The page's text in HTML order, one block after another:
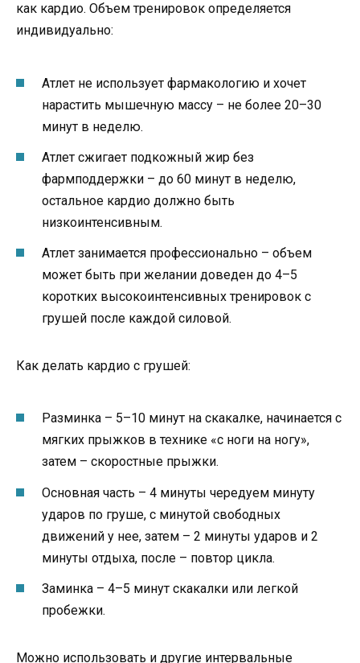
как кардио. Объем тренировок определяется
индивидуально:
Атлет не использует фармакологию и хочет
нарастить мышечную массу – не более 20–30
минут в неделю.
Атлет сжигает подкожный жир без
фармподдержки – до 60 минут в неделю,
остальное кардио должно быть
низкоинтенсивным.
Атлет занимается профессионально – объем
может быть при желании доведен до 4–5
коротких высокоинтенсивных тренировок с
грушей после каждой силовой.
Как делать кардио с грушей:
Разминка – 5–10 минут на скакалке, начинается с
мягких прыжков в технике «с ноги на ногу»,
затем – скоростные прыжки.
Основная часть – 4 минуты чередуем минуту
ударов по груше, с минутой свободных
движений у нее, затем – 2 минуты ударов и 2
минуты отдыха, после – повтор цикла.
Заминка – 4–5 минут скакалки или легкой
пробежки.
Можно использовать и другие интервальные